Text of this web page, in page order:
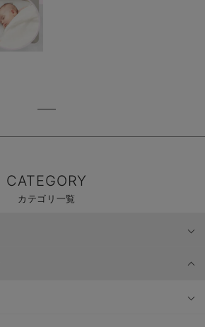
CATEGORY
カテゴリ一覧